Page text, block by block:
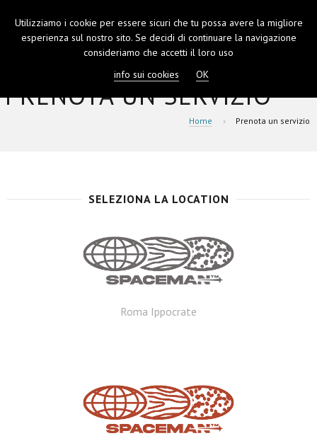
PRENOTA UN SERVIZIO
Home Prenota un servizio
SELEZIONA LA LOCATION
Roma Ippocrate
Utilizziamo i cookie per essere sicuri che tu possa avere la migliore
esperienza sul nostro sito. Se decidi di continuare la navigazione
consideriamo che accetti il loro uso
info sui cookies
OK